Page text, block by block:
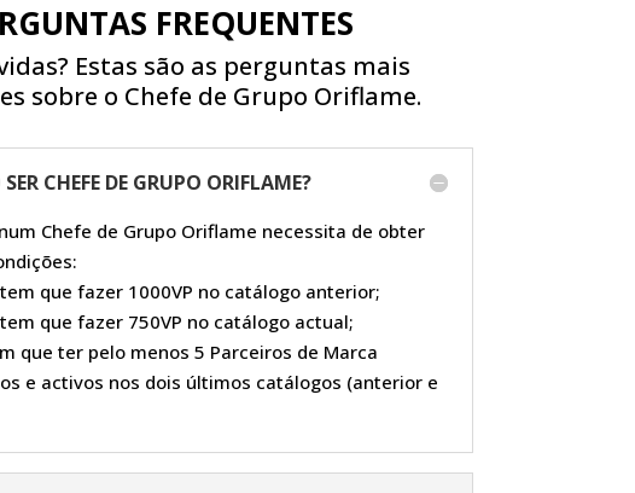
FREQUENTES
Estas são as perguntas mais
sobre o Chefe de Grupo Oriflame.
CHEFE DE GRUPO ORIFLAME?
Chefe de Grupo Oriflame necessita de obter
que fazer 1000VP no catálogo anterior;
que fazer 750VP no catálogo actual;
que ter pelo menos 5 Parceiros de Marca
e activos nos dois últimos catálogos (anterior e